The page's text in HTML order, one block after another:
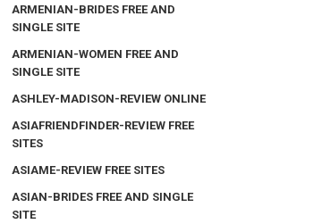
ARMENIAN-BRIDES FREE AND
SINGLE SITE
ARMENIAN-WOMEN FREE AND
SINGLE SITE
ASHLEY-MADISON-REVIEW ONLINE
ASIAFRIENDFINDER-REVIEW FREE
SITES
ASIAME-REVIEW FREE SITES
ASIAN-BRIDES FREE AND SINGLE
SITE